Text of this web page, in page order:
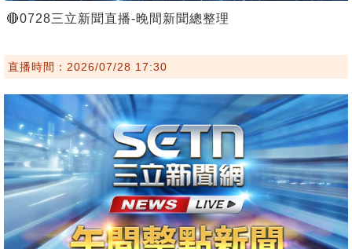
🔴0728三立新聞直播-晚間新聞總整理
直播時間：2026/07/28 17:30